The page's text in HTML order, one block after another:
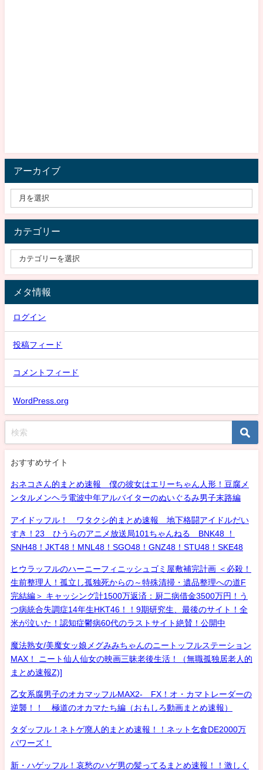
アーカイブ
カテゴリー
メタ情報
ログイン
投稿フィード
コメントフィード
WordPress.org
おすすめサイト
おネコさん的まとめ速報 僕の彼女はエリーちゃん人形！豆腐メ
ンタルメンヘラ電波中年アルバイターのぬいぐるみ男子末路編
アイドッフル！ ワタクシ的まとめ速報 地下格闘アイドルだい
すき！23 ひうらのアニメ放送局101ちゃんねる BNK48 ！
SNH48！JKT48！MNL48！SGO48！GNZ48！STU48！SKE48
ヒウラッフルのハーニーフィニッシュゴミ屋敷補完計画 ＜必殺！
生前整理人！孤立し孤独死からの～特殊清掃・遺品整理への道F
完結編＞ キャッシング計1500万返済：厨二病借金3500万円！う
つ病統合失調症14年生HKT46！！9期研究生、最後のサイト！全
米が泣いた！認知症鬱病60代のラストサイト絶賛！公開中
魔法熟女/美魔女ッ娘メグみみちゃんのニートッフルステーション
MAX！ ニート仙人仙女の映画三昧老後生活！（無職孤独居老人的
まとめ速報Z)]
乙女系腐男子のオカマッフルMAX2- FX！オ・カマトレーダーの
逆襲！！ 極道のオカマたち編（おもしろ動画まとめ速報）
タダッフル！ネトゲ廃人的まとめ速報！！ネット乞食DE2000万
パワーズ！
新・ハゲッフル！哀愁のハゲ男の髪ってるまとめ速報！！激しく